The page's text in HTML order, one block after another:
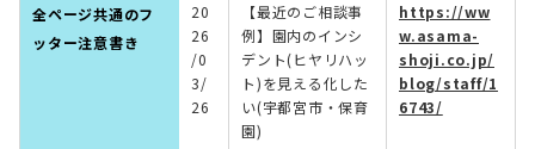
全ページ共通のフ
ッター注意書き
20
26
/0
3/
26
【最近のご相談事
例】園内のインシ
デント(ヒヤリハッ
ト)を見える化した
い(宇都宮市・保育
園)
https://ww
w.asama-
shoji.co.jp/
blog/staff/1
6743/